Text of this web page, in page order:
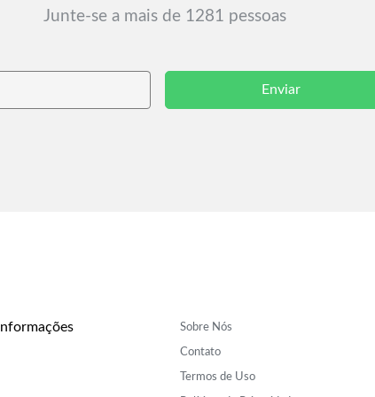
Junte-se a mais de 1281 pessoas
Enviar
Informações Sobre Nós
Contato
Termos de Uso